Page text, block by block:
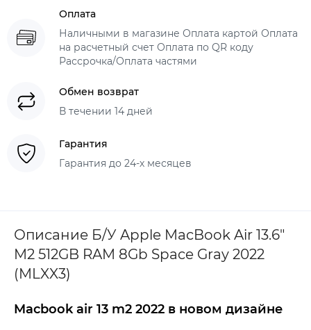
Оплата
Наличными в магазине Оплата картой Оплата
на расчетный счет Оплата по QR коду
Рассрочка/Оплата частями
Обмен возврат
В течении 14 дней
Гарантия
Гарантия до 24-х месяцев
Описание Б/У Apple MacBook Air 13.6"
M2 512GB RAM 8Gb Space Gray 2022
(MLXX3)
Macbook air 13 m2 2022 в новом дизайне